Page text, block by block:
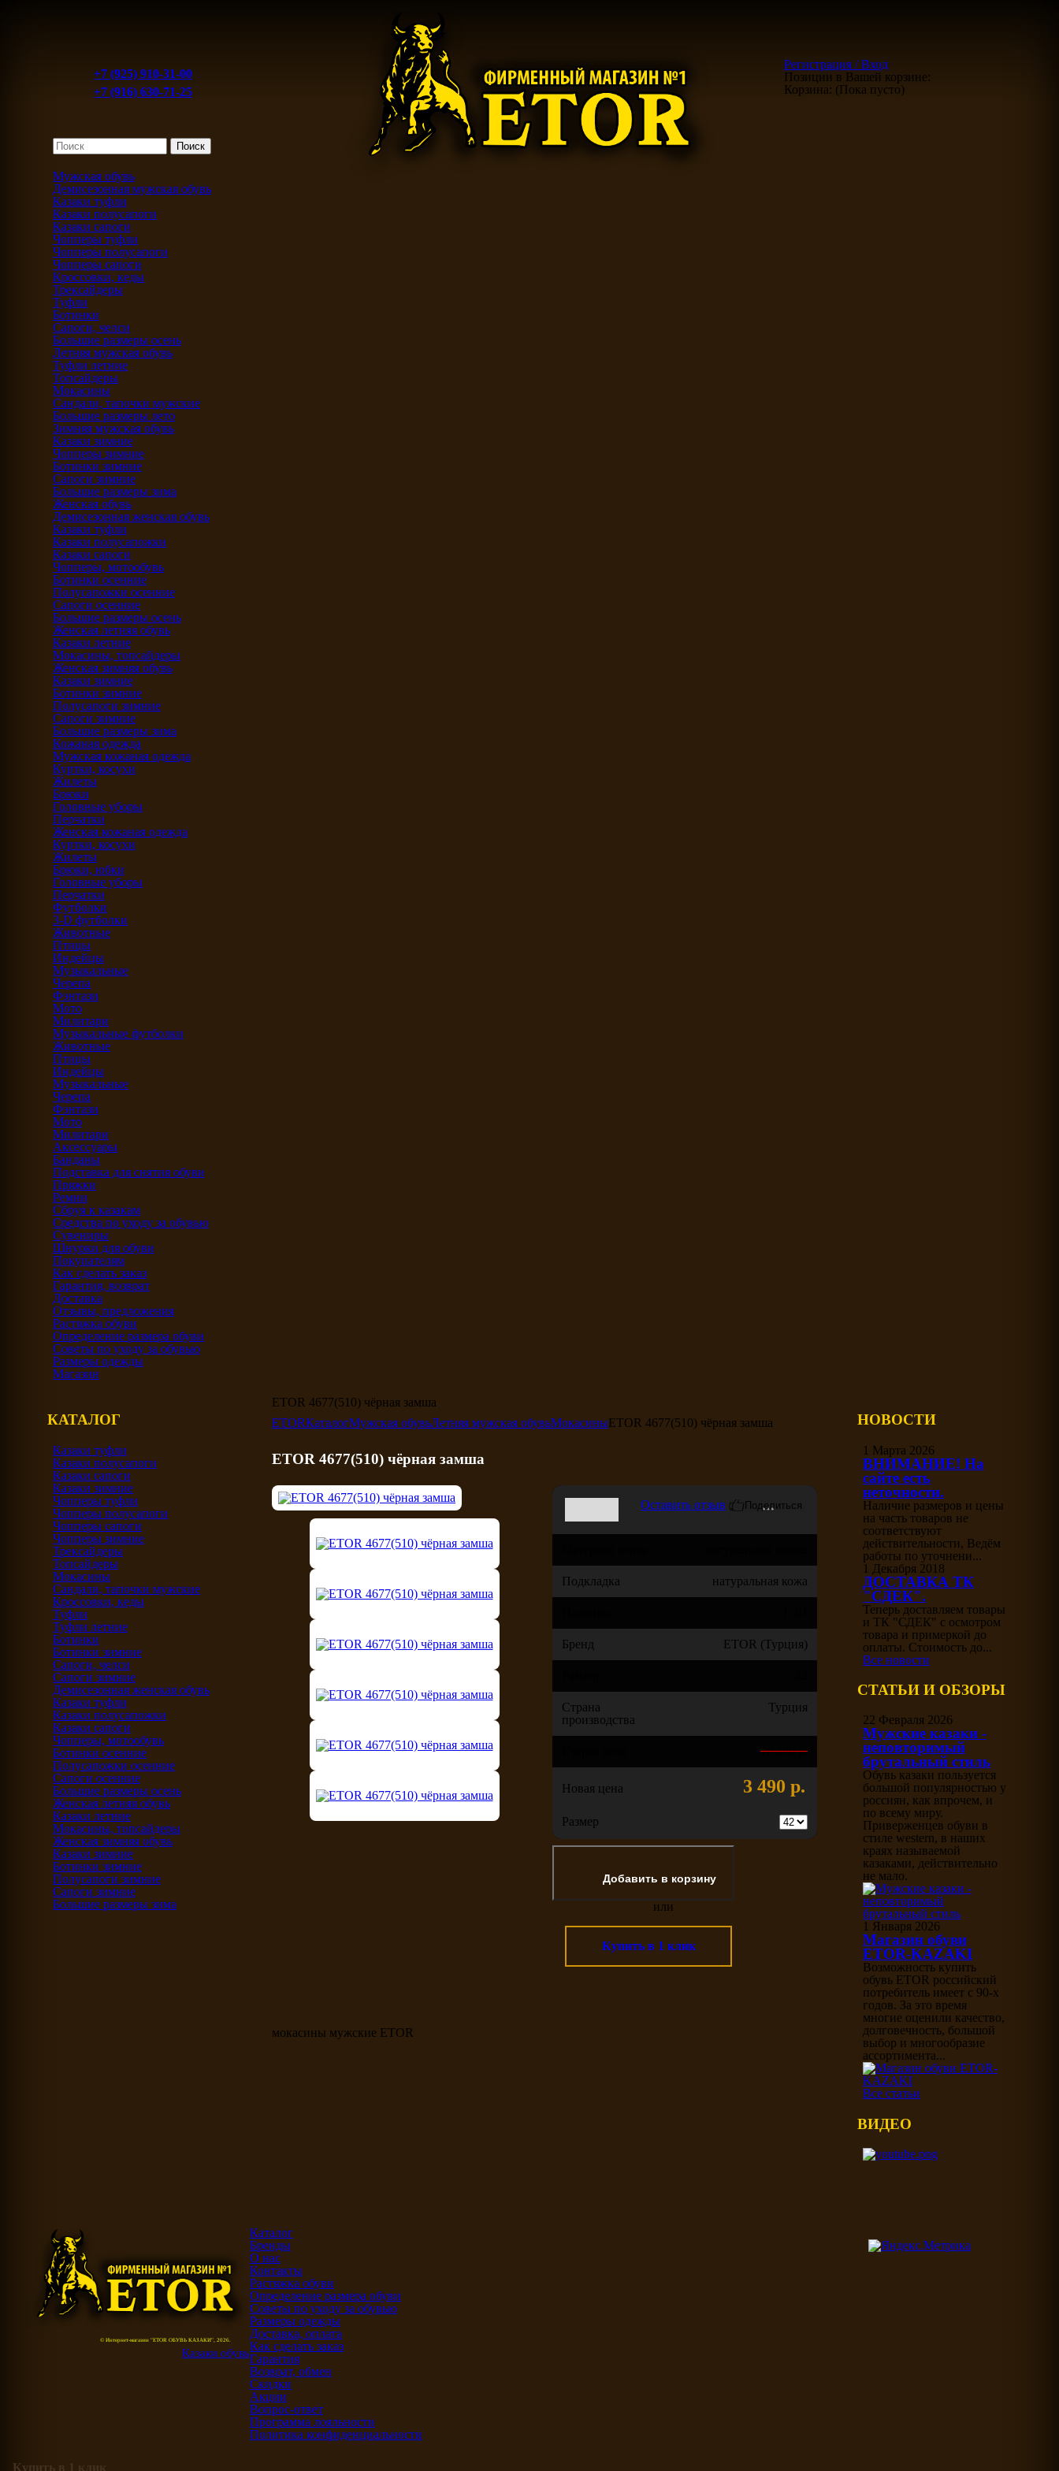
+7 (925) 910-31-00
+7 (916) 630-71-25
Регистрация / Вход
Позиции в Вашей корзине:
Корзина: (Пока пусто)
Мужская обувь
Демисезонная мужская обувь
Казаки туфли
Казаки полусапоги
Казаки сапоги
Чопперы туфли
Чопперы полусапоги
Чопперы сапоги
Кроссовки, кеды
Трексайдеры
Туфли
Ботинки
Сапоги, челси
Большие размеры осень
Летняя мужская обувь
Туфли летние
Топсайдеры
Мокасины
Сандали, тапочки мужские
Большие размеры лето
Зимняя мужская обувь
Казаки зимние
Чопперы зимние
Ботинки зимние
Сапоги зимние
Большие размеры зима
Женская обувь
Демисезонная женская обувь
Казаки туфли
Казаки полусапожки
Казаки сапоги
Чопперы, мотообувь
Ботинки осенние
Полусапожки осенние
Сапоги осенние
Большие размеры осень
Женская летняя обувь
Казаки летние
Мокасины, топсайдеры
Женская зимняя обувь
Казаки зимние
Ботинки зимние
Полусапоги зимние
Сапоги зимние
Большие размеры зима
Кожаная одежда
Мужская кожаная одежда
Куртки, косухи
Жилеты
Брюки
Головные уборы
Перчатки
Женская кожаная одежда
Куртки, косухи
Жилеты
Брюки, юбки
Головные уборы
Перчатки
Футболки
3-D футболки
Животные
Птицы
Индейцы
Музыкальные
Черепа
Фэнтази
Мото
Милитари
Музыкальные футболки
Животные
Птицы
Индейцы
Музыкальные
Черепа
Фэнтази
Мото
Милитари
Аксессуары
Банданы
Подставка для снятия обуви
Пряжки
Ремни
Сбруя к казакам
Средства по уходу за обувью
Сувениры
Шнурки для обуви
Покупателям
Как сделать заказ
Гарантия, возврат
Доставка
Отзывы, предложения
Растяжка обуви
Определение размера обуви
Советы по уходу за обувью
Размеры одежды
Магазин
КАТАЛОГ
Казаки туфли
Казаки полусапоги
Казаки сапоги
Казаки зимние
Чопперы туфли
Чопперы полусапоги
Чопперы сапоги
Чопперы зимние
Трексайдеры
Топсайдеры
Мокасины
Сандали, тапочки мужские
Кроссовки, кеды
Туфли
Туфли летние
Ботинки
Ботинки зимние
Сапоги, челси
Сапоги зимние
Демисезонная женская обувь
Казаки туфли
Казаки полусапожки
Казаки сапоги
Чопперы, мотообувь
Ботинки осенние
Полусапожки осенние
Сапоги осенние
Большие размеры осень
Женская летняя обувь
Казаки летние
Мокасины, топсайдеры
Женская зимняя обувь
Казаки зимние
Ботинки зимние
Полусапоги зимние
Сапоги зимние
Большие размеры зима
ETOR 4677(510) чёрная замша
ETORКаталогМужская обувьЛетняя мужская обувьМокасиныETOR 4677(510) чёрная замша
ETOR 4677(510) чёрная замша
Оставить отзыв
Подкладка натуральная кожа
Бренд ETOR (Турция)
Страна
производства
Турция
10 490 р.
Новая цена 3 490 р.
Размер
или
Купить в 1 клик
мокасины мужские ETOR
НОВОСТИ
1 Марта 2026
ВНИМАНИЕ! На
сайте есть
неточности.
Наличие размеров и цены
на часть товаров не
соответствуют
действительности, Ведём
работы по уточнени...
1 Декабря 2018
ДОСТАВКА ТК
"СДЕК".
Теперь доставляем товары
и ТК "СДЕК" с осмотром
товара и примеркой до
оплаты. Стоимость до...
Все новости
СТАТЬИ И ОБЗОРЫ
22 Февраля 2026
Мужские казаки -
неповторимый
брутальный стиль
Обувь казаки пользуется
большой популярностью у
россиян, как впрочем, и
по всему миру.
Приверженцев обуви в
стиле western, в наших
краях называемой
казаками, действительно
не мало.
1 Января 2026
Магазин обуви
ETOR-KAZAKI
Возможность купить
обувь ETOR российский
потребитель имеет с 90-х
годов. За это время
многие оценили качество,
долговечность, большой
выбор и многообразие
ассортимента...
Все статьи
ВИДЕО
© Интернет-магазин "ETOR ОБУВЬ КАЗАКИ", 2026.
Казаки обувь
Каталог
Бренды
О нас
Контакты
Растяжка обуви
Определение размера обуви
Советы по уходу за обувью
Размеры одежды
Доставка, оплата
Как сделать заказ
Гарантия
Возврат, обмен
Скидки
Акции
Вопрос-ответ
Программа лояльности
Политика конфиденциальности
Купить в 1 клик